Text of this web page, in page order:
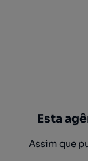
Esta
Assim que